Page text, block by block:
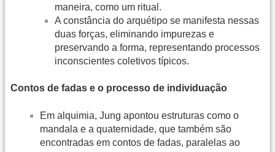
maneira, como um ritual.
A constância do arquétipo se manifesta nessas
duas forças, eliminando impurezas e
preservando a forma, representando processos
inconscientes coletivos típicos.
Contos de fadas e o processo de individuação
Em alquimia, Jung apontou estruturas como o
mandala e a quaternidade, que também são
encontradas em contos de fadas, paralelas ao